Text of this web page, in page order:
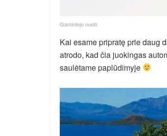
Gamintojo nuotr.
Kai esame pripratę prie daug
atrodo, kad čia juokingas
saulėtame paplūdimyje